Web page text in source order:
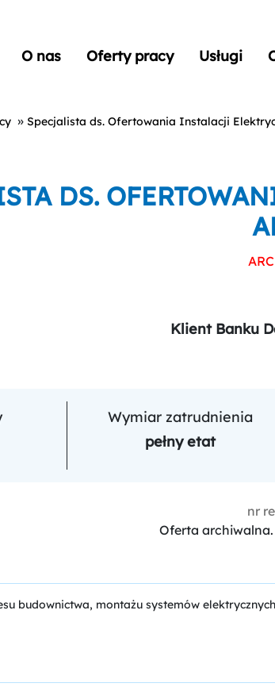
O nas Oferty pracy Usługi
» Specjalista ds. Ofertowania Instalacji
DS.
Klient Banku
Wymiar zatrudnienia
pełny etat
nr
Oferta archiwalna.
budownictwa, montażu systemów